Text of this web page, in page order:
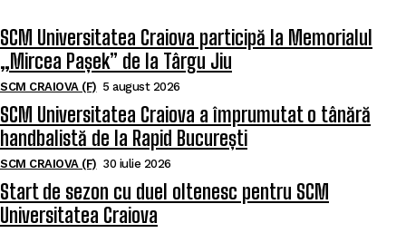
SCM Universitatea Craiova participă la Memorialul
„Mircea Pașek” de la Târgu Jiu
SCM CRAIOVA (F) 5 august 2026
SCM Universitatea Craiova a împrumutat o tânără
handbalistă de la Rapid București
SCM CRAIOVA (F) 30 iulie 2026
Start de sezon cu duel oltenesc pentru SCM
Universitatea Craiova